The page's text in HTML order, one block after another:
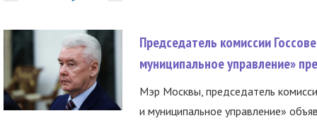
Председатель комиссии
муниципальное управление»
Мэр Москвы, председатель
и муниципальное управление»